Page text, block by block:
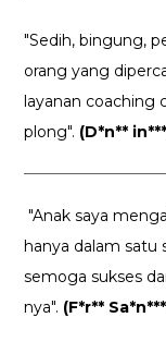
"Sedih, bingung,
orang yang
layanan coaching
plong". (D*n**
"Anak saya
hanya dalam satu
semoga sukses
nya". (F*r**